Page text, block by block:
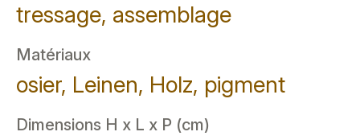
tressage, assemblage
Matériaux
osier, Leinen, Holz, pigment
Dimensions H x L x P (cm)